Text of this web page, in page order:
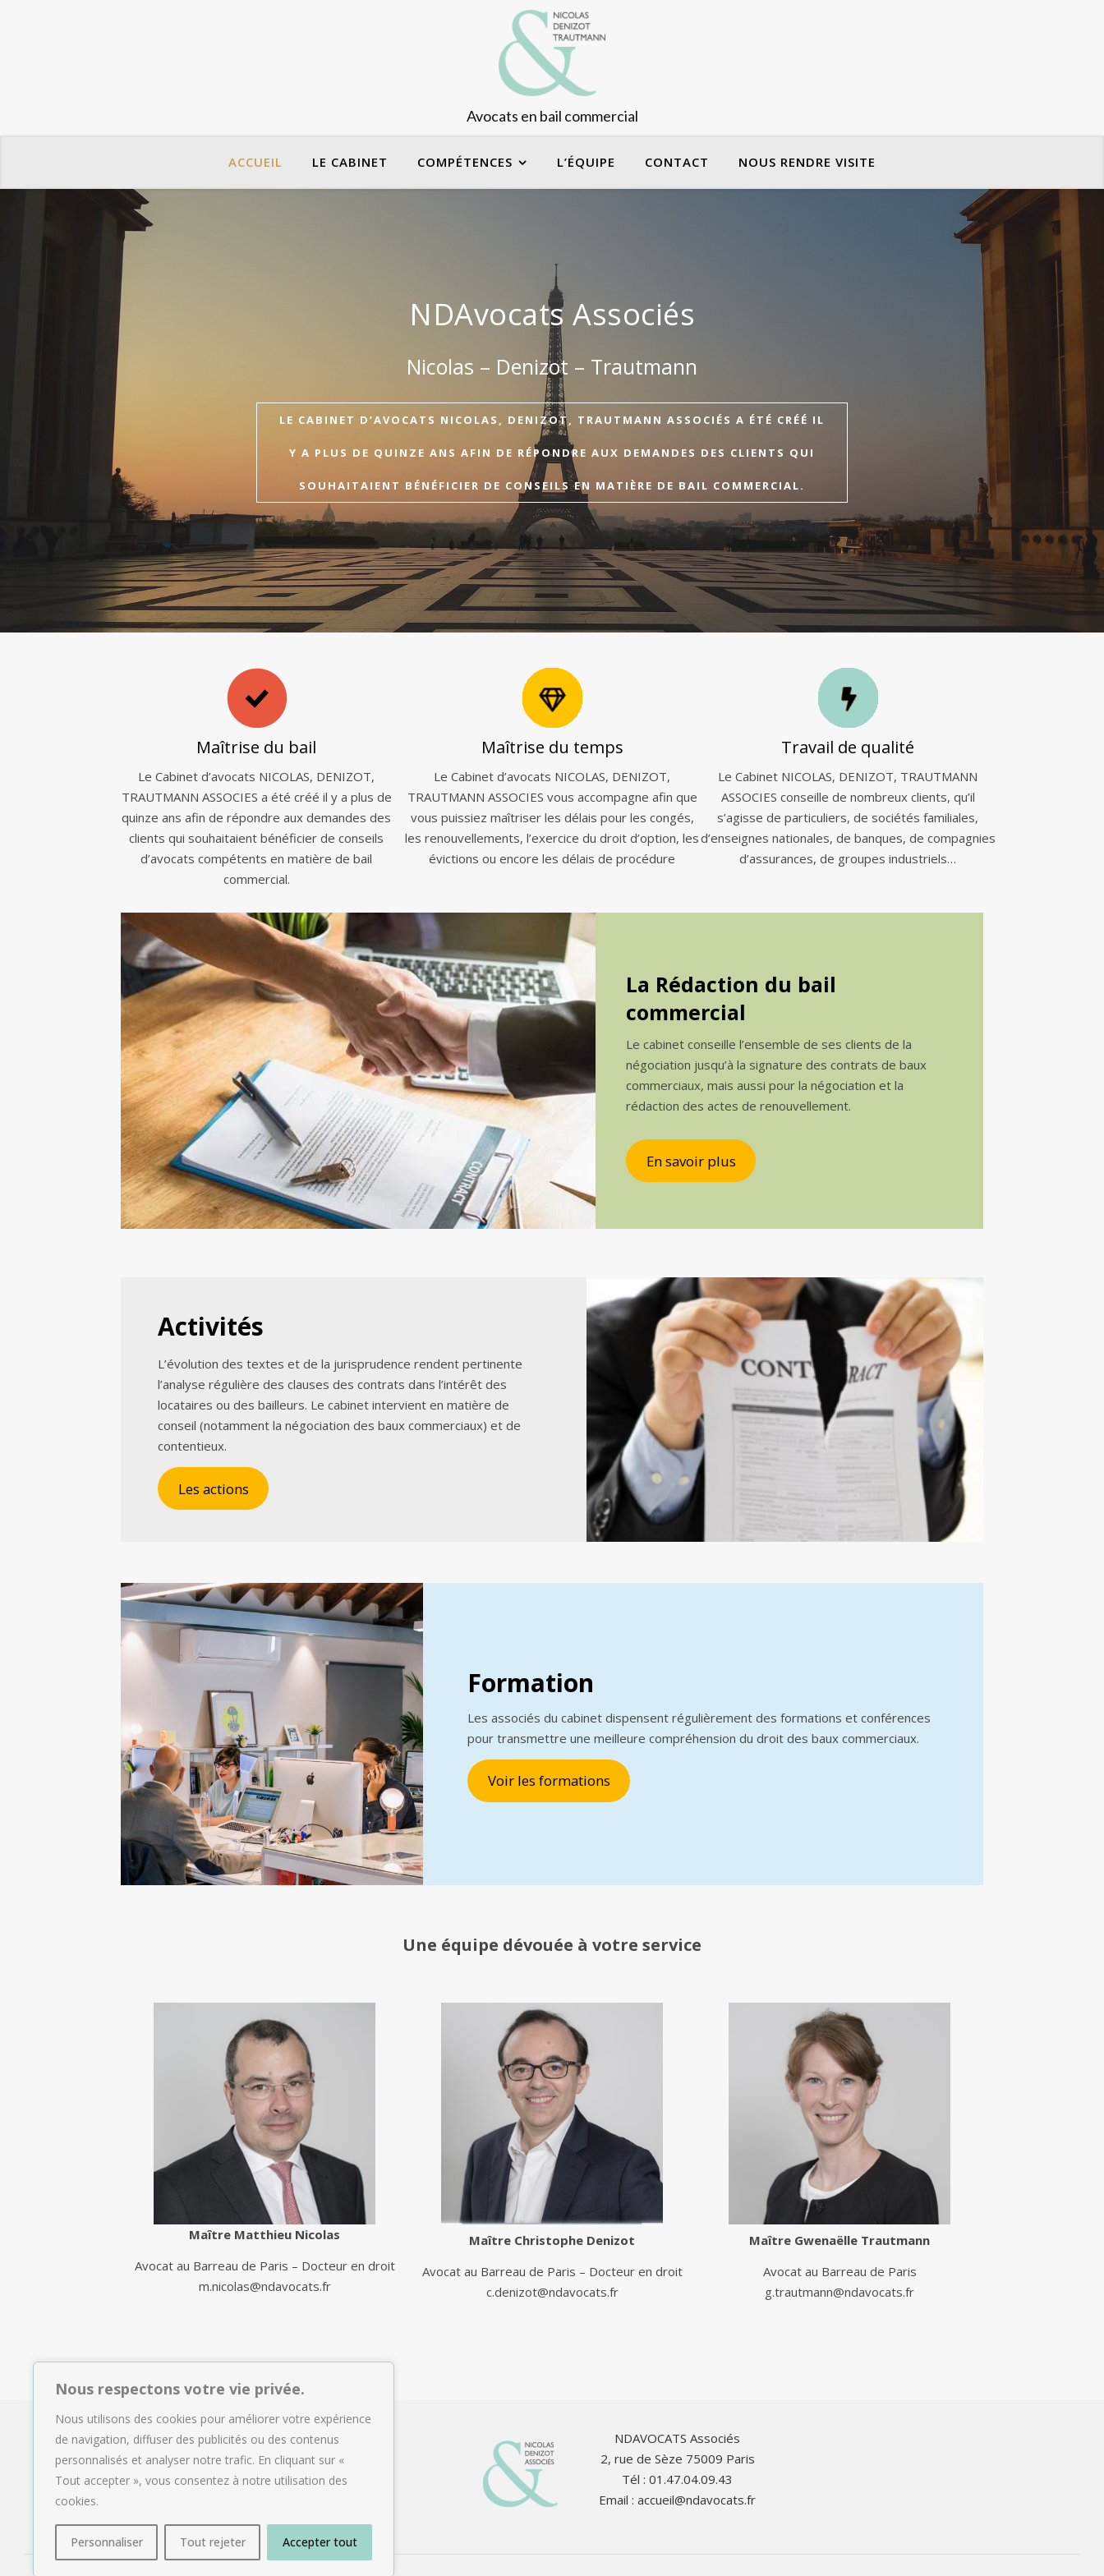
Nous respectons votre vie privée.
Nous utilisons des cookies pour améliorer votre expérience
de navigation, diffuser des publicités ou des contenus
personnalisés et analyser notre trafic. En cliquant sur «
Tout accepter », vous consentez à notre utilisation des
cookies.
Personnaliser Tout rejeter Accepter tout
Avocats en bail commercial
ACCUEIL LE CABINET COMPÉTENCES L’ÉQUIPE CONTACT NOUS RENDRE VISITE
NDAvocats Associés
Nicolas – Denizot – Trautmann
LE CABINET D’AVOCATS NICOLAS, DENIZOT, TRAUTMANN ASSOCIÉS A ÉTÉ CRÉÉ IL
Y A PLUS DE QUINZE ANS AFIN DE RÉPONDRE AUX DEMANDES DES CLIENTS QUI
SOUHAITAIENT BÉNÉFICIER DE CONSEILS EN MATIÈRE DE BAIL COMMERCIAL.
Maîtrise du bail
Le Cabinet d’avocats NICOLAS, DENIZOT,
TRAUTMANN ASSOCIES a été créé il y a plus de
quinze ans afin de répondre aux demandes des
clients qui souhaitaient bénéficier de conseils
d’avocats compétents en matière de bail
commercial.
Maîtrise du temps
Le Cabinet d’avocats NICOLAS, DENIZOT,
TRAUTMANN ASSOCIES vous accompagne afin que
vous puissiez maîtriser les délais pour les congés,
les renouvellements, l’exercice du droit d’option, les
évictions ou encore les délais de procédure
Travail de qualité
Le Cabinet NICOLAS, DENIZOT, TRAUTMANN
ASSOCIES conseille de nombreux clients, qu’il
s’agisse de particuliers, de sociétés familiales,
d’enseignes nationales, de banques, de compagnies
d’assurances, de groupes industriels…
La Rédaction du bail
commercial
Le cabinet conseille l’ensemble de ses clients de la
négociation jusqu’à la signature des contrats de baux
commerciaux, mais aussi pour la négociation et la
rédaction des actes de renouvellement.
En savoir plus
Activités
L’évolution des textes et de la jurisprudence rendent pertinente
l’analyse régulière des clauses des contrats dans l’intérêt des
locataires ou des bailleurs. Le cabinet intervient en matière de
conseil (notamment la négociation des baux commerciaux) et de
contentieux.
Les actions
Formation
Les associés du cabinet dispensent régulièrement des formations et conférences
pour transmettre une meilleure compréhension du droit des baux commerciaux.
Voir les formations
Une équipe dévouée à votre service
Maître Matthieu Nicolas
Avocat au Barreau de Paris – Docteur en droit
m.nicolas@ndavocats.fr
Maître Christophe Denizot
Avocat au Barreau de Paris – Docteur en droit
c.denizot@ndavocats.fr
Maître Gwenaëlle Trautmann
Avocat au Barreau de Paris
g.trautmann@ndavocats.fr
NDAVOCATS Associés
2, rue de Sèze 75009 Paris
Tél : 01.47.04.09.43
Email :accueil@ndavocats.fr